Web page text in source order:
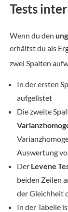
Tests
Wenn du den
erhältst du als
zwei Spalten
In der ersten
aufgelistet
Die zweite
Auswertung
Der Levene
beiden Zeilen
der Gleichheit
In der Tabelle